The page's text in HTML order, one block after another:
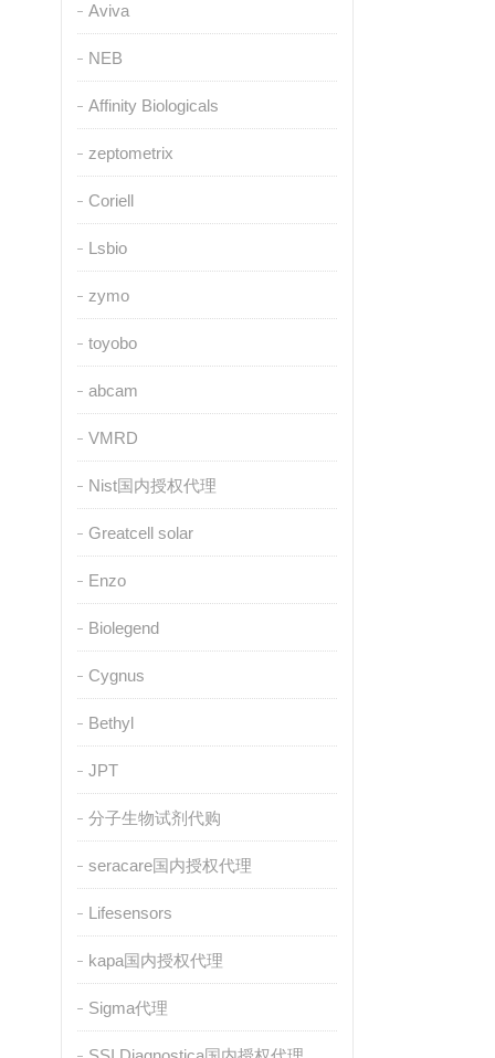
Aviva
NEB
Affinity Biologicals
zeptometrix
Coriell
Lsbio
zymo
toyobo
abcam
VMRD
Nist国内授权代理
Greatcell solar
Enzo
Biolegend
Cygnus
Bethyl
JPT
分子生物试剂代购
seracare国内授权代理
Lifesensors
kapa国内授权代理
Sigma代理